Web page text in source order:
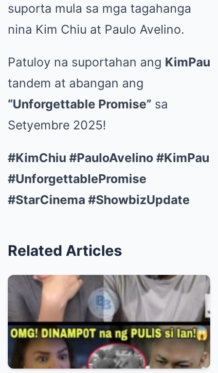
suporta mula sa mga tagahanga
nina Kim Chiu at Paulo Avelino.
Patuloy na suportahan ang KimPau
tandem at abangan ang
“Unforgettable Promise” sa
Setyembre 2025!
#KimChiu #PauloAvelino #KimPau
#UnforgettablePromise
#StarCinema #ShowbizUpdate
Related Articles